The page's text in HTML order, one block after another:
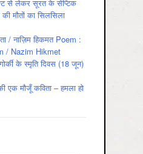
से लेकर सूरत के सेप्टिक
मौतों का सिलसिला
/ नाज़िम हिकमत Poem :
/ Nazim Hikmet
के स्मृति दिवस (18 जून)
एक मौजूँ कविता – हमला हो